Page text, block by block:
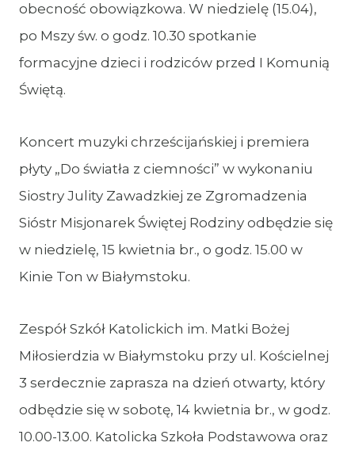
obecność obowiązkowa. W niedzielę (15.04),
po Mszy św. o godz. 10.30 spotkanie
formacyjne dzieci i rodziców przed I Komunią
Świętą.
Koncert muzyki chrześcijańskiej i premiera
płyty „Do światła z ciemności” w wykonaniu
Siostry Julity Zawadzkiej ze Zgromadzenia
Sióstr Misjonarek Świętej Rodziny odbędzie się
w niedzielę, 15 kwietnia br., o godz. 15.00 w
Kinie Ton w Białymstoku.
Zespół Szkół Katolickich im. Matki Bożej
Miłosierdzia w Białymstoku przy ul. Kościelnej
3 serdecznie zaprasza na dzień otwarty, który
odbędzie się w sobotę, 14 kwietnia br., w godz.
10.00-13.00. Katolicka Szkoła Podstawowa oraz